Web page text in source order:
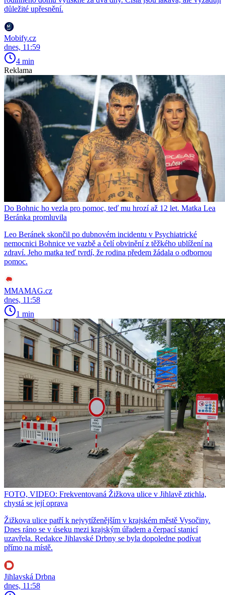
důležité upřesnění.
Mobify.cz
dnes, 11:59
4 min
Reklama
Do Bohnic ho vezla pro pomoc, teď mu hrozí až 12 let. Matka Lea
Beránka promluvila
Leo Beránek skončil po dubnovém incidentu v Psychiatrické
nemocnici Bohnice ve vazbě a čelí obvinění z těžkého ublížení na
zdraví. Jeho matka teď tvrdí, že rodina předem žádala o odbornou
pomoc.
MMAMAG.cz
dnes, 11:58
1 min
FOTO, VIDEO: Frekventovaná Žižkova ulice v Jihlavě ztichla,
chystá se její oprava
Žižkova ulice patří k nejvytíženějším v krajském městě Vysočiny.
Dnes ráno se v úseku mezi krajským úřadem a čerpací stanicí
uzavřela. Redakce Jihlavské Drbny se byla dopoledne podívat
přímo na místě.
Jihlavská Drbna
dnes, 11:58